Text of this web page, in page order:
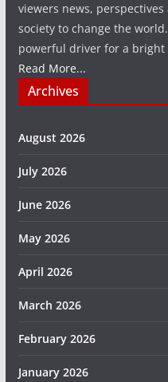
viewers news,
society to change the
powerful driver for a bright
Read More...
Archives
August 2026
July 2026
June 2026
May 2026
April 2026
March 2026
February 2026
January 2026